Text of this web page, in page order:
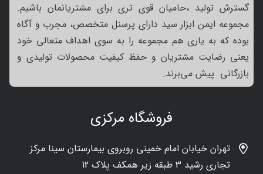
فروشگاه مرکزی
تهران خیابان امام خمینی روبروی بیمارستان سینا مرکز
تجاری رشید 3 طبقه زیر همکف پلاک 12
گسترش تولید ،حامیان قوی تری برای مشتریانمان باشیم.
مجموعه ایمن ابزار سید دارای پرسنل متخصص، مجرب و آگاه
بوده که به یاری هم مجموعه را به سوی اهداف متعالی خود
یعنی رضایت مشتریان و حفظ کیفیت محصولات تولیدی و
بازرگانی پیش می‌برند.